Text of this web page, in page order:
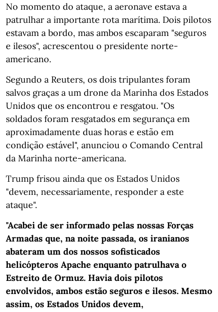
No momento do ataque, a aeronave estava a
patrulhar a importante rota marítima. Dois pilotos
estavam a bordo, mas ambos escaparam "seguros
e ilesos", acrescentou o presidente norte-
americano.
Segundo a Reuters, os dois tripulantes foram
salvos graças a um drone da Marinha dos Estados
Unidos que os encontrou e resgatou. "Os
soldados foram resgatados em segurança em
aproximadamente duas horas e estão em
condição estável", anunciou o Comando Central
da Marinha norte-americana.
Trump frisou ainda que os Estados Unidos
"devem, necessariamente, responder a este
ataque".
"Acabei de ser informado pelas nossas Forças
Armadas que, na noite passada, os iranianos
abateram um dos nossos sofisticados
helicópteros Apache enquanto patrulhava o
Estreito de Ormuz. Havia dois pilotos
envolvidos, ambos estão seguros e ilesos. Mesmo
assim, os Estados Unidos devem,